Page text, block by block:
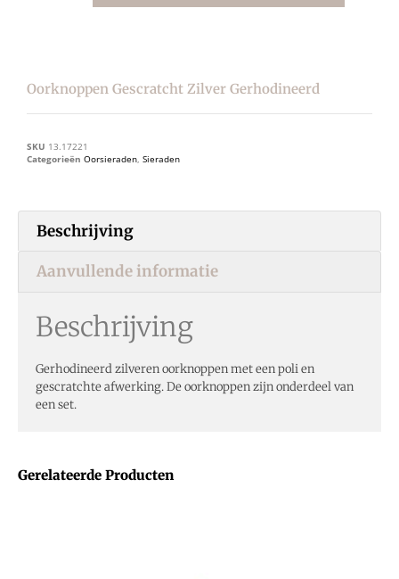
Gerelateerde Producten
Oorknoppen Gescratcht Zilver Gerhodineerd
SKU 13.17221
Categorieën Oorsieraden, Sieraden
Beschrijving
Aanvullende informatie
Beschrijving
Gerhodineerd zilveren oorknoppen met een poli en
gescratchte afwerking. De oorknoppen zijn onderdeel van
een set.